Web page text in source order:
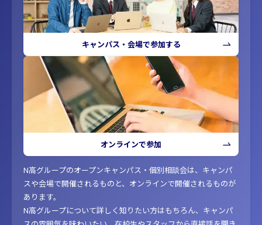
キャンパス・会場で参加する
オンラインで参加
N高グループのオープンキャンパス・個別相談会は、キャンパ
スや会場で開催されるものと、オンラインで開催されるものが
あります。
N高グループについて詳しく知りたい方はもちろん、キャンパ